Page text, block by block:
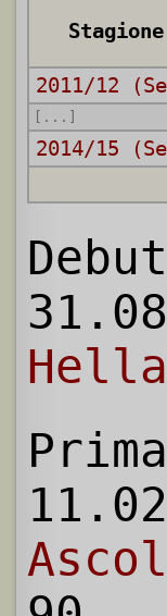
Stagione
[...]